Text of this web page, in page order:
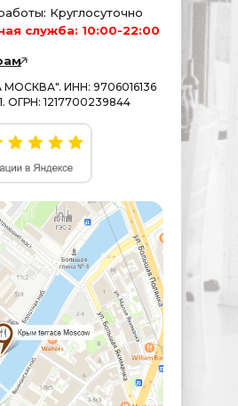
Круглосуточно
служба: 10:00-22:00
ИНН: 9706016136
ОГРН: 1217700239844